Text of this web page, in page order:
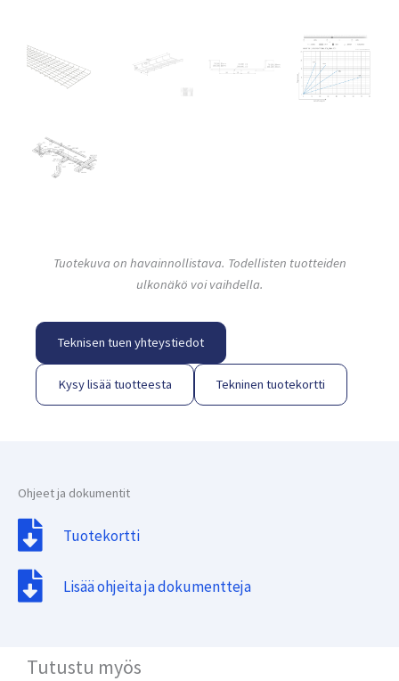
Tuotekuva on havainnollistava. Todellisten tuotteiden
ulkonäkö voi vaihdella.
Teknisen tuen yhteystiedot
Kysy lisää tuotteesta Tekninen tuotekortti
Ohjeet ja dokumentit
Tuotekortti
Lisää ohjeita ja dokumentteja
Tutustu myös